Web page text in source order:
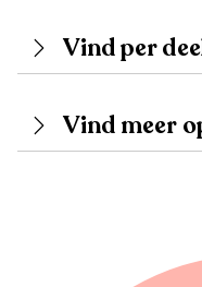
Vind per
Vind meer